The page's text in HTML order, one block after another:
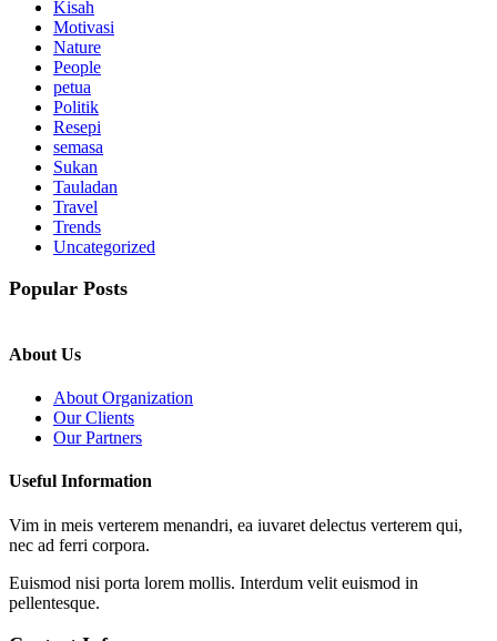
Kisah
Motivasi
Nature
People
petua
Politik
Resepi
semasa
Sukan
Tauladan
Travel
Trends
Uncategorized
Popular Posts
About Us
About Organization
Our Clients
Our Partners
Useful Information
Vim in meis verterem menandri, ea iuvaret delectus verterem qui,
nec ad ferri corpora.
Euismod nisi porta lorem mollis. Interdum velit euismod in
pellentesque.